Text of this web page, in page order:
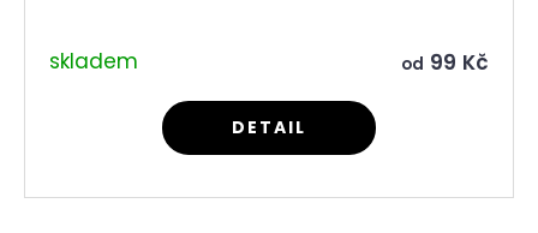
skladem od 99 Kč
DETAIL